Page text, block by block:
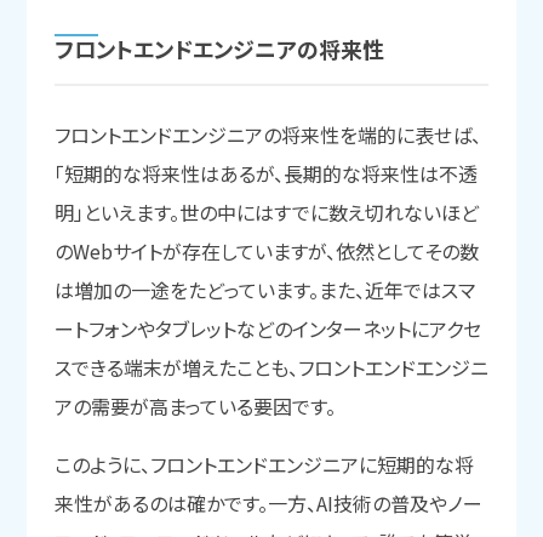
フロントエンドエンジニアの将来性
フロントエンドエンジニアの将来性を端的に表せば、
「短期的な将来性はあるが、長期的な将来性は不透
明」といえます。世の中にはすでに数え切れないほど
のWebサイトが存在していますが、依然としてその数
は増加の一途をたどっています。また、近年ではスマ
ートフォンやタブレットなどのインターネットにアクセ
スできる端末が増えたことも、フロントエンドエンジニ
アの需要が高まっている要因です。
このように、フロントエンドエンジニアに短期的な将
来性があるのは確かです。一方、AI技術の普及やノー